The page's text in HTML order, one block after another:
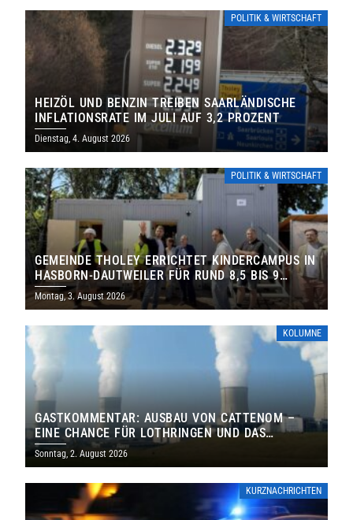
POLITIK & WIRTSCHAFT
HEIZÖL UND BENZIN TREIBEN SAARLÄNDISCHE
INFLATIONSRATE IM JULI AUF 3,2 PROZENT
Dienstag, 4. August 2026
POLITIK & WIRTSCHAFT
GEMEINDE THOLEY ERRICHTET KINDERCAMPUS IN
HASBORN-DAUTWEILER FÜR RUND 8,5 BIS 9
MILLIONEN EURO
Montag, 3. August 2026
KOLUMNE
GASTKOMMENTAR: AUSBAU VON CATTENOM –
EINE CHANCE FÜR LOTHRINGEN UND DAS
SAARLAND
Sonntag, 2. August 2026
KURZNACHRICHTEN